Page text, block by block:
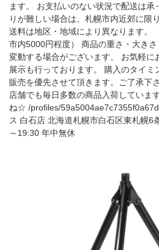
ます。 お支払いのない状況で配送は
りが難しい場合は、札幌市内近郊に限
送料は地区・地域により異なります。
市内5000円程度） 商品の重さ・大き
変動する場合がございます。 お気軽に
展示も行っております。 購入のタイ
販売を優先させて頂きます。ご了承下
店舗でも毎日多数の商品入荷していま
ね☆ /profiles/
ス 白石店 北海道札幌市白石区東札幌
～19:30 年中無休